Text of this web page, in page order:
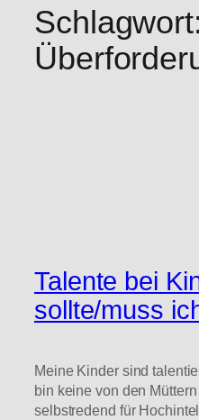
Schlagwort:
Talente bei
sollte/muss
Meine Kinder sind
bin keine von den
selbstredend für